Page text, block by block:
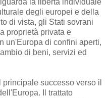
la libertà individuale
degli europei e della
di vista, gli Stati sovrani
proprietà privata e
un'Europa di confini aperti,
di beni, servizi ed
principale successo verso il
Il trattato